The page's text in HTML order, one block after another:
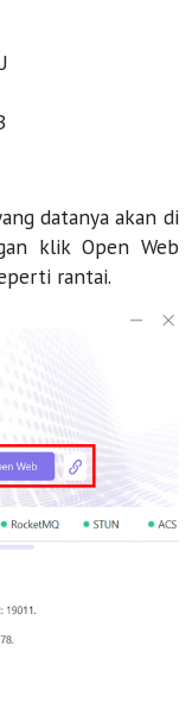
datanya akan di
klik Open Web
rantai.